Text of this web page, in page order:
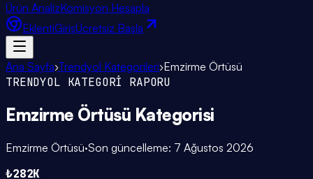
Ürün AnalizKomisyon Hesapla
EklentiGirişÜcretsiz Başla
Ana Sayfa›Trendyol Kategorileri›Emzirme Örtüsü
TRENDYOL KATEGORİ RAPORU
Emzirme Örtüsü Kategorisi
Emzirme Örtüsü·Son güncelleme: 7 Ağustos 2026
₺282K